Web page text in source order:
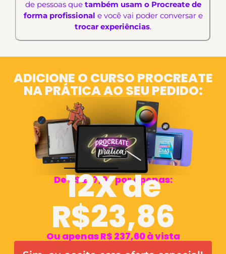
de pessoas que também usam o Procreate de
forma profissional e você vai poder conversar e
trocar experiências.
ADICIONE O CURSO PROCREATE
NA PRÁTICA AO SEU PEDIDO:
De R$ 297,00 por apenas:
12X de
R$23,86
Ou apenas R$ 237,60 à vista